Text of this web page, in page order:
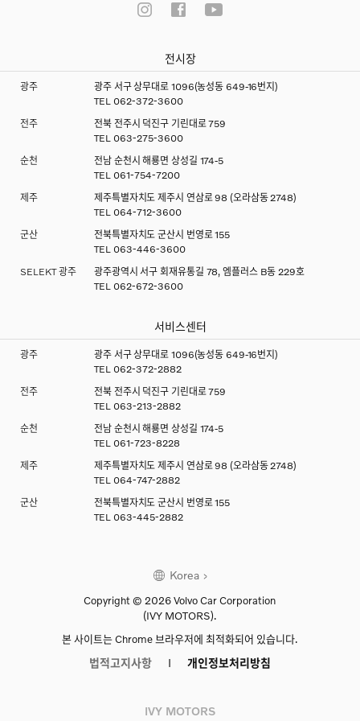
전시장
광주
광주 서구 상무대로 1096(농성동 649-16번지)
TEL 062-372-3600
전주
전북 전주시 덕진구 기린대로 759
TEL 063-275-3600
순천
전남 순천시 해룡면 상성길 174-5
TEL 061-754-7200
제주
제주특별자치도 제주시 연삼로 98 (오라삼동 2748)
TEL 064-712-3600
군산
전북특별자치도 군산시 번영로 155
TEL 063-446-3600
SELEKT 광주
광주광역시 서구 회재유통길 78, 엠플러스 B동 229호
TEL 062-672-3600
서비스센터
광주
광주 서구 상무대로 1096(농성동 649-16번지)
TEL 062-372-2882
전주
전북 전주시 덕진구 기린대로 759
TEL 063-213-2882
순천
전남 순천시 해룡면 상성길 174-5
TEL 061-723-8228
제주
제주특별자치도 제주시 연삼로 98 (오라삼동 2748)
TEL 064-747-2882
군산
전북특별자치도 군산시 번영로 155
TEL 063-445-2882
Korea
Copyright © 2026 Volvo Car Corporation
(IVY MOTORS).
본 사이트는 Chrome 브라우저에 최적화되어 있습니다.
법적고지사항 개인정보처리방침
IVY MOTORS